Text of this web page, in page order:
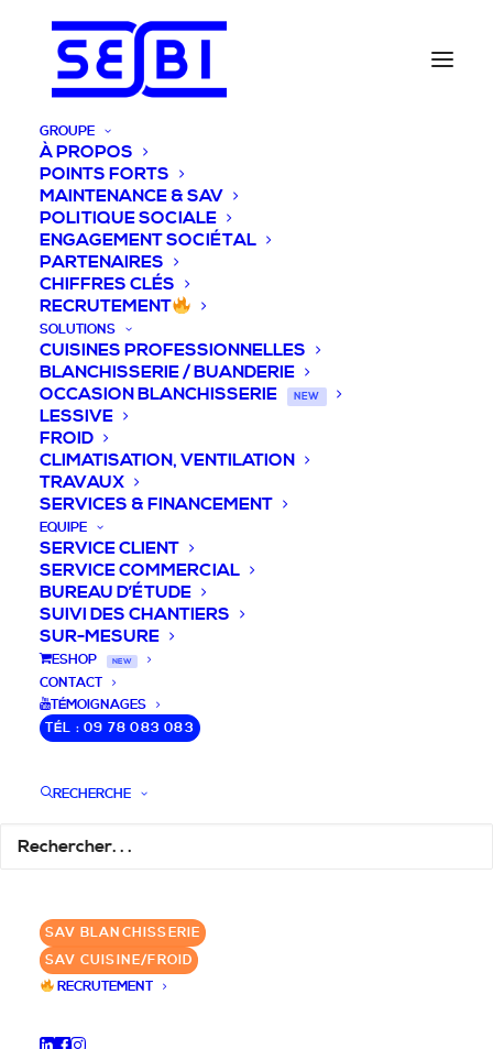
GROUPE
À PROPOS
POINTS FORTS
MAINTENANCE & SAV
POLITIQUE SOCIALE
ENGAGEMENT SOCIÉTAL
PARTENAIRES
CHIFFRES CLÉS
RECRUTEMENT
SOLUTIONS
CUISINES PROFESSIONNELLES
BLANCHISSERIE / BUANDERIE
OCCASION BLANCHISSERIE
NEW
LESSIVE
FROID
CLIMATISATION, VENTILATION
TRAVAUX
SERVICES & FINANCEMENT
EQUIPE
SERVICE CLIENT
SERVICE COMMERCIAL
BUREAU D’ÉTUDE
SUIVI DES CHANTIERS
SUR-MESURE
ESHOP NEW
CONTACT
TÉMOIGNAGES
TÉL : 09 78 083 083
RECHERCHE
SAV BLANCHISSERIE
SAV CUISINE/FROID
RECRUTEMENT
DEVIS / CONSEILS /
QUESTIONS
votre projet de blanchisserie intégrée!
✆ 09 78 083 083